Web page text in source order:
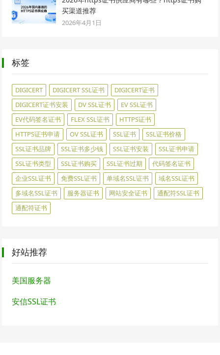
买渠道推荐
2026年4月1日
标签
DIGICERT DIGICERT SSL证书
DIGICERT证书
DIGICERT证书安装
DV SSL证书
EV SSL证书
EV代码签名证书
FLEX SSL证书
HTTPS证书
HTTPS证书申请
OV SSL证书 SSL证书
SSL证书价格
SSL证书品牌
SSL证书多少钱 SSL证书安装
SSL证书申请
SSL证书类型
SSL证书购买 SSL证书过期
代码签名证书
企业SSL证书
免费SSL证书 单域名SSL证书
域名SSL证书
多域名SSL证书
服务器证书 网站安全证书
通配符SSL证书
通配符证书
好站推荐
美国服务器
安信SSL证书